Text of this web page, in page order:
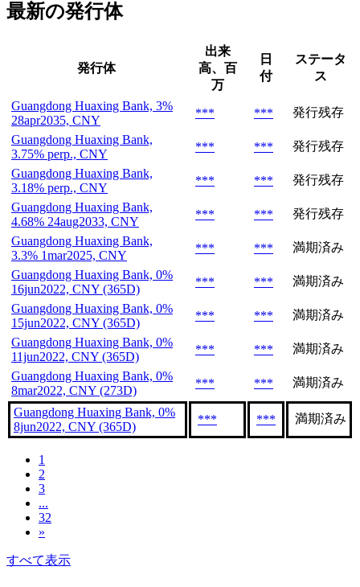
最新の発行体
発行体
出来
高、百
万
日
付
ステータ
ス
Guangdong Huaxing Bank, 3%
28apr2035, CNY
*** ***
発行残存
Guangdong Huaxing Bank,
3.75% perp., CNY
*** ***
発行残存
Guangdong Huaxing Bank,
3.18% perp., CNY
*** ***
発行残存
Guangdong Huaxing Bank,
4.68% 24aug2033, CNY
*** ***
発行残存
Guangdong Huaxing Bank,
3.3% 1mar2025, CNY
*** ***
満期済み
Guangdong Huaxing Bank, 0%
16jun2022, CNY (365D)
*** ***
満期済み
Guangdong Huaxing Bank, 0%
15jun2022, CNY (365D)
*** ***
満期済み
Guangdong Huaxing Bank, 0%
11jun2022, CNY (365D)
*** ***
満期済み
Guangdong Huaxing Bank, 0%
8mar2022, CNY (273D)
*** *** 満期済み
Guangdong Huaxing Bank, 0%
8jun2022, CNY (365D)
*** *** 満期済み
1
2
3
...
32
»
すべて表示